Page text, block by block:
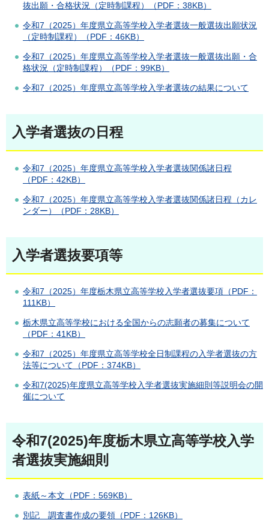
抜出願・合格状況（定時制課程）（PDF：38KB）
令和7（2025）年度県立高等学校入学者選抜一般選抜出願状況
（定時制課程）（PDF：46KB）
令和7（2025）年度県立高等学校入学者選抜一般選抜出願・合
格状況（定時制課程）（PDF：99KB）
令和7（2025）年度県立高等学校入学者選抜の結果について
入学者選抜の日程
令和7（2025）年度県立高等学校入学者選抜関係諸日程
（PDF：42KB）
令和7（2025）年度県立高等学校入学者選抜関係諸日程（カレ
ンダー）（PDF：28KB）
入学者選抜要項等
令和7（2025）年度栃木県立高等学校入学者選抜要項（PDF：
111KB）
栃木県立高等学校における全国からの志願者の募集について
（PDF：41KB）
令和7（2025）年度県立高等学校全日制課程の入学者選抜の方
法等について（PDF：374KB）
令和7(2025)年度県立高等学校入学者選抜実施細則等説明会の開
催について
令和7(2025)年度栃木県立高等学校入学
者選抜実施細則
表紙～本文 （PDF：569KB）
別記 調査書作成の要領（PDF：126KB）